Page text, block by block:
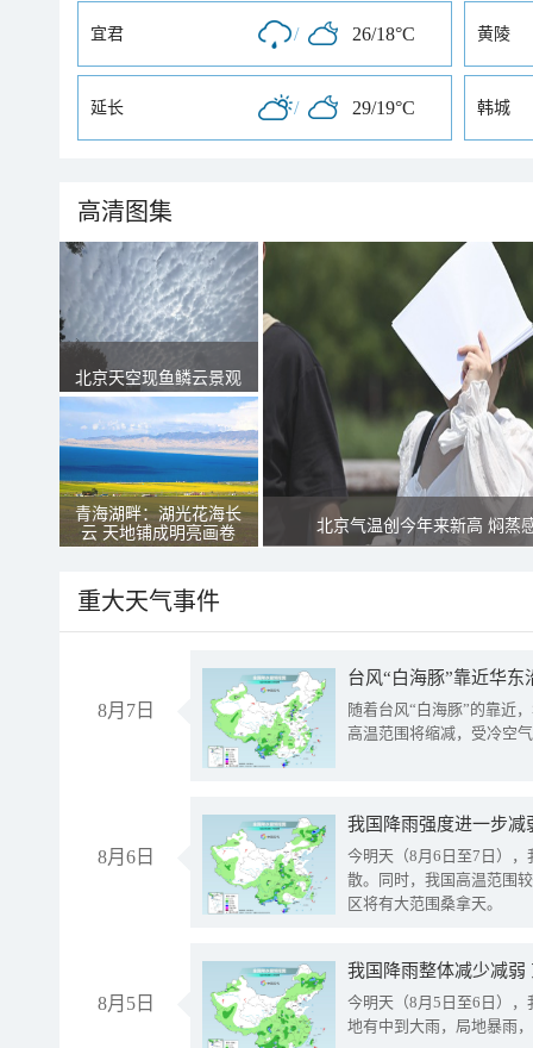
宜君 / 26/18°C 黄陵
延长 / 29/19°C 韩城
高清图集
北京天空现鱼鳞云景观
青海湖畔：湖光花海长
云 天地铺成明亮画卷
北京气温创今年来新高 焖蒸
重大天气事件
8月7日
台风“白海豚”靠近华
随着台风“白海豚”的靠近
高温范围将缩减，受冷空
8月6日
今明天（8月6日至7日）
散。同时，我国高温范围
区将有大范围桑拿天。
8月5日
我国降雨整体减少减弱
今明天（8月5日至6日）
地有中到大雨，局地暴雨